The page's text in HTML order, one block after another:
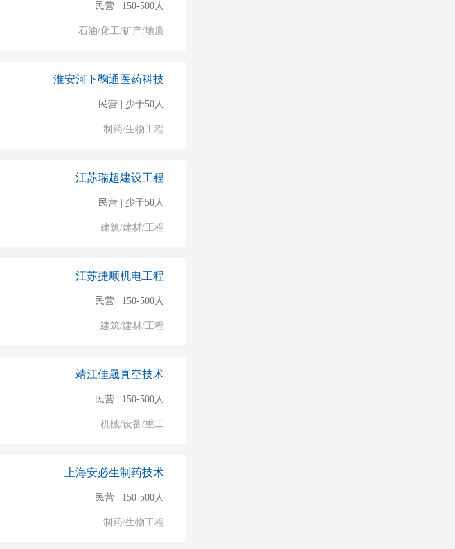
民营 | 150-500人
石油/化工/矿产/地质
淮安河下鞠通医药科技
民营 | 少于50人
制药/生物工程
江苏瑞超建设工程
民营 | 少于50人
建筑/建材/工程
江苏捷顺机电工程
民营 | 150-500人
建筑/建材/工程
靖江佳晟真空技术
民营 | 150-500人
机械/设备/重工
上海安必生制药技术
民营 | 150-500人
制药/生物工程